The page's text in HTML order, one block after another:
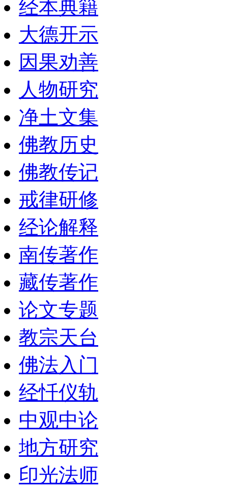
经本典籍
大德开示
因果劝善
人物研究
净土文集
佛教历史
佛教传记
戒律研修
经论解释
南传著作
藏传著作
论文专题
教宗天台
佛法入门
经忏仪轨
中观中论
地方研究
印光法师